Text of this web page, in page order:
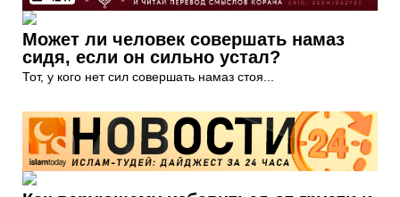
Может ли человек совершать намаз
сидя, если он сильно устал?
Тот, у кого нет сил совершать намаз стоя...